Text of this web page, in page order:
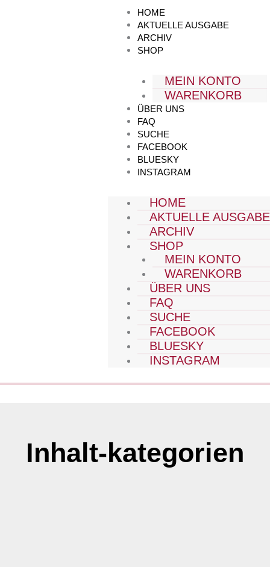
HOME
AKTUELLE AUSGABE
ARCHIV
SHOP
MEIN KONTO
WARENKORB
ÜBER UNS
FAQ
SUCHE
FACEBOOK
BLUESKY
INSTAGRAM
HOME
AKTUELLE AUSGABE
ARCHIV
SHOP
MEIN KONTO
WARENKORB
ÜBER UNS
FAQ
SUCHE
FACEBOOK
BLUESKY
INSTAGRAM
Inhalt-kategorien